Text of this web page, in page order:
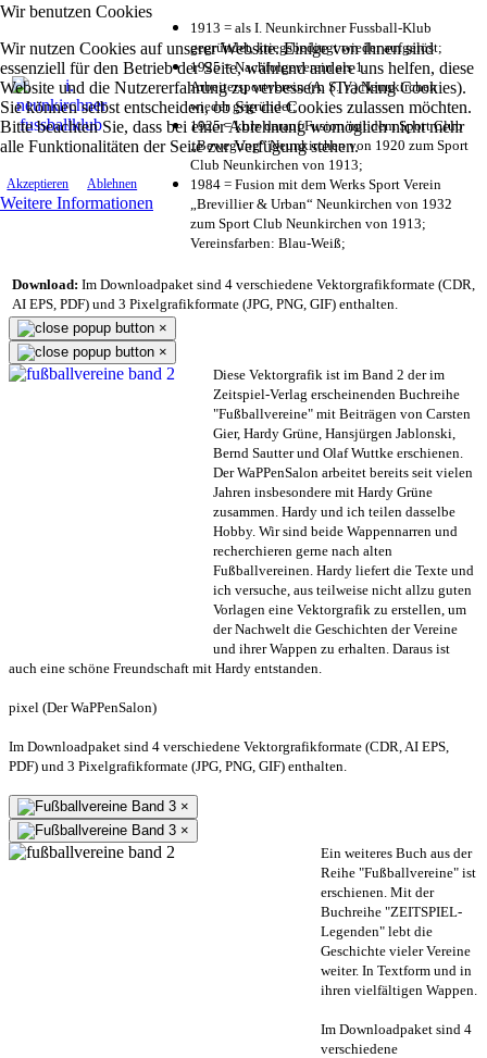
Wir benutzen Cookies
Wir nutzen Cookies auf unserer Website. Einige von ihnen sind
essenziell für den Betrieb der Seite, während andere uns helfen, diese
Website und die Nutzererfahrung zu verbessern (Tracking Cookies).
Sie können selbst entscheiden, ob Sie die Cookies zulassen möchten.
Bitte beachten Sie, dass bei einer Ablehnung womöglich nicht mehr
alle Funktionalitäten der Seite zur Verfügung stehen.
Akzeptieren Ablehnen
Weitere Informationen
1913 = als I. Neunkirchner Fussball-Klub
gegründet, kriegsbedingt wieder aufgelöst;
1925 = Nachfolgeverein als 1.
Arbeitersportverein (A. S. V.) Neunkirchen
wieder gegründet;
1925 = kurz darauf Fusion mit dem Sport Club
„Bewegung“ Neunkirchen von 1920 zum Sport
Club Neunkirchen von 1913;
1984 = Fusion mit dem Werks Sport Verein
„Brevillier & Urban“ Neunkirchen von 1932
zum Sport Club Neunkirchen von 1913;
Vereinsfarben: Blau-Weiß;
Download: Im Downloadpaket sind 4 verschiedene Vektorgrafikformate (CDR,
AI EPS, PDF) und 3 Pixelgrafikformate (JPG, PNG, GIF) enthalten.
×
×
Diese Vektorgrafik ist im Band 2 der im
Zeitspiel-Verlag erscheinenden Buchreihe
"Fußballvereine" mit Beiträgen von Carsten
Gier, Hardy Grüne, Hansjürgen Jablonski,
Bernd Sautter und Olaf Wuttke erschienen.
Der WaPPenSalon arbeitet bereits seit vielen
Jahren insbesondere mit Hardy Grüne
zusammen. Hardy und ich teilen dasselbe
Hobby. Wir sind beide Wappennarren und
recherchieren gerne nach alten
Fußballvereinen. Hardy liefert die Texte und
ich versuche, aus teilweise nicht allzu guten
Vorlagen eine Vektorgrafik zu erstellen, um
der Nachwelt die Geschichten der Vereine
und ihrer Wappen zu erhalten. Daraus ist
auch eine schöne Freundschaft mit Hardy entstanden.
pixel (Der WaPPenSalon)
Im Downloadpaket sind 4 verschiedene Vektorgrafikformate (CDR, AI EPS,
PDF) und 3 Pixelgrafikformate (JPG, PNG, GIF) enthalten.
×
×
Ein weiteres Buch aus der
Reihe "Fußballvereine" ist
erschienen. Mit der
Buchreihe "ZEITSPIEL-
Legenden" lebt die
Geschichte vieler Vereine
weiter. In Textform und in
ihren vielfältigen Wappen.
Im Downloadpaket sind 4
verschiedene